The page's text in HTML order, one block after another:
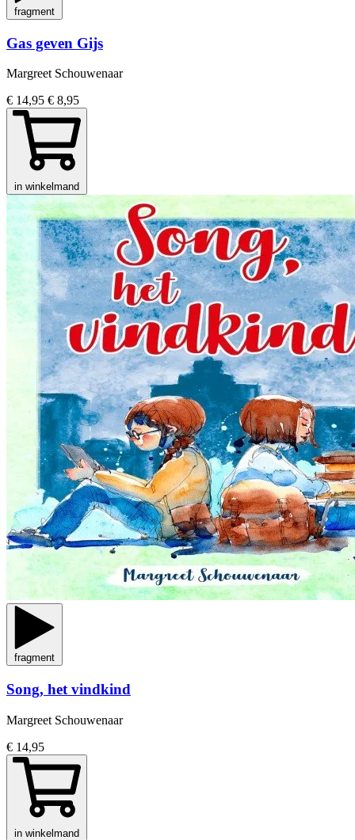
fragment
Gas geven Gijs
Margreet Schouwenaar
€ 14,95 € 8,95
in winkelmand
fragment
Song, het vindkind
Margreet Schouwenaar
€ 14,95
in winkelmand